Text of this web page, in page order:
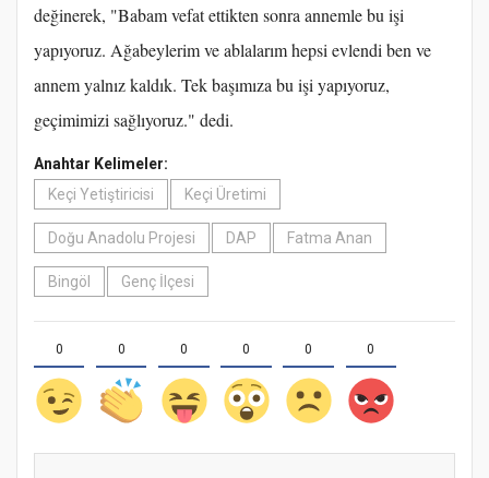
değinerek, "Babam vefat ettikten sonra annemle bu işi
yapıyoruz. Ağabeylerim ve ablalarım hepsi evlendi ben ve
annem yalnız kaldık. Tek başımıza bu işi yapıyoruz,
geçimimizi sağlıyoruz." dedi.
Anahtar Kelimeler:
Keçi Yetiştiricisi
Keçi Üretimi
Doğu Anadolu Projesi DAP Fatma Anan
Bingöl Genç İlçesi
0 0 0 0 0 0